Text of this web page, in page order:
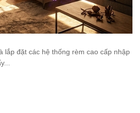
lắp đặt các hệ thống rèm cao cấp nhập